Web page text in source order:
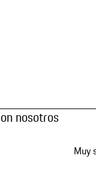
nosotros
Muy